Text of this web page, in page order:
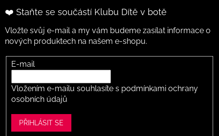
❤️ Staňte se součástí Klubu Dítě v botě
Vložte svůj e-mail a my vám budeme zasílat informace o
nových produktech na našem e-shopu.
E-mail
Vložením e-mailu souhlasíte s podmínkami ochrany
osobních údajů
PŘIHLÁSIT SE